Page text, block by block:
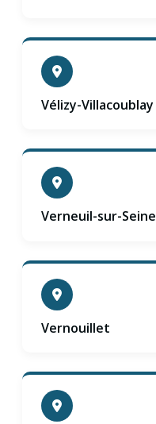
Vélizy-Villacoublay
Verneuil-sur-Seine
Vernouillet